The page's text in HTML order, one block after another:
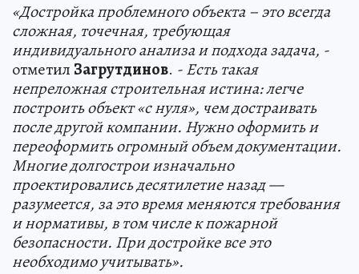
«Достройка проблемного объекта – это всегда
сложная, точечная, требующая
индивидуального анализа и подхода задача, -
отметил Загрутдинов. - Есть такая
непреложная строительная истина: легче
построить объект «с нуля», чем достраивать
после другой компании. Нужно оформить и
переоформить огромный объем документации.
Многие долгострои изначально
проектировались десятилетие назад —
разумеется, за это время меняются требования
и нормативы, в том числе к пожарной
безопасности. При достройке все это
необходимо учитывать».